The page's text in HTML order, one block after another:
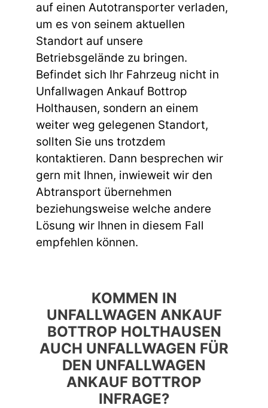
auf einen Autotransporter verladen,
um es von seinem aktuellen
Standort auf unsere
Betriebsgelände zu bringen.
Befindet sich Ihr Fahrzeug nicht in
Unfallwagen Ankauf Bottrop
Holthausen, sondern an einem
weiter weg gelegenen Standort,
sollten Sie uns trotzdem
kontaktieren. Dann besprechen wir
gern mit Ihnen, inwieweit wir den
Abtransport übernehmen
beziehungsweise welche andere
Lösung wir Ihnen in diesem Fall
empfehlen können.
KOMMEN IN
UNFALLWAGEN ANKAUF
BOTTROP HOLTHAUSEN
AUCH UNFALLWAGEN FÜR
DEN UNFALLWAGEN
ANKAUF BOTTROP
INFRAGE?